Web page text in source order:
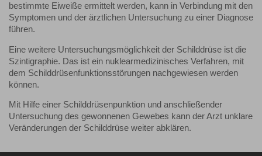
bestimmte Eiweiße ermittelt werden, kann in Verbindung mit den
Symptomen und der ärztlichen Untersuchung zu einer Diagnose
führen.
Eine weitere Untersuchungsmöglichkeit der Schilddrüse ist die
Szintigraphie. Das ist ein nuklearmedizinisches Verfahren, mit
dem Schilddrüsenfunktionsstörungen nachgewiesen werden
können.
Mit Hilfe einer Schilddrüsenpunktion und anschließender
Untersuchung des gewonnenen Gewebes kann der Arzt unklare
Veränderungen der Schilddrüse weiter abklären.